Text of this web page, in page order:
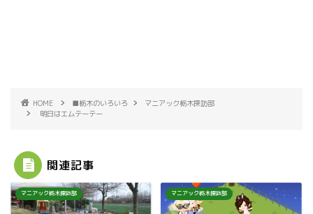
HOME ■栃木のいろいろ
マニアック栃木探訪部
明日はエムテーテー
関連記事
マニアック栃木探訪部 マニアック栃木探訪部